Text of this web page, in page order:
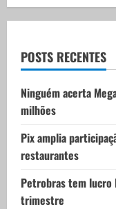
g
a
t
i
o
n
POSTS RECENTES
Ninguém acerta
milhões
Pix amplia
restaurantes
Petrobras tem lucro
trimestre